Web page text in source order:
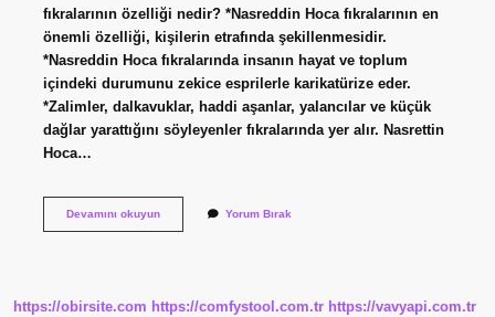
fıkralarının özelliği nedir? *Nasreddin Hoca fıkralarının en
önemli özelliği, kişilerin etrafında şekillenmesidir.
*Nasreddin Hoca fıkralarında insanın hayat ve toplum
içindeki durumunu zekice esprilerle karikatürize eder.
*Zalimler, dalkavuklar, haddi aşanlar, yalancılar ve küçük
dağlar yarattığını söyleyenler fıkralarında yer alır. Nasrettin
Hoca…
Devamını okuyunNasrettin
Yorum Bırak
https://obirsite.com https://comfystool.com.tr https://vavyapi.com.tr